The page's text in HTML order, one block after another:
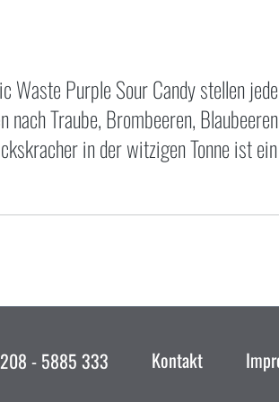
Purple Sour Candy stellen
Traube, Brombeeren,
in der witzigen Tonne ist
- 5885 333 Kontakt